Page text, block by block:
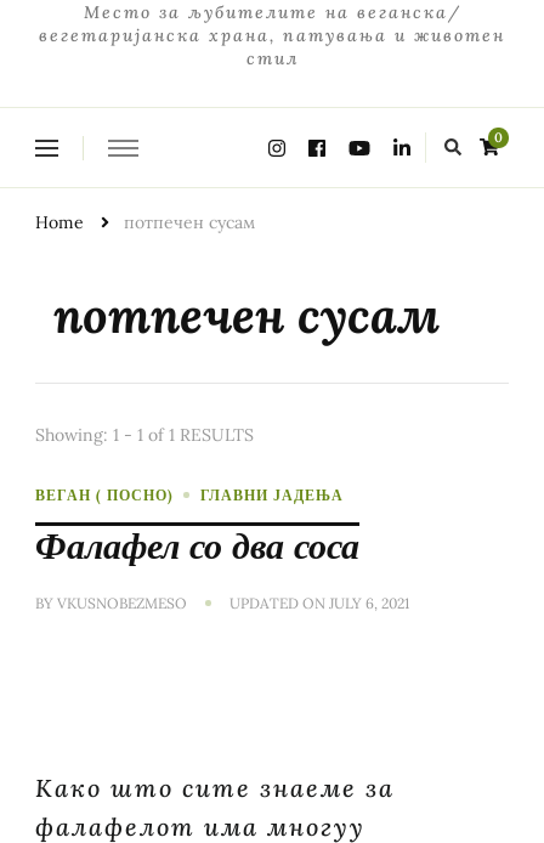
Место за љубителите на веганска/
вегетаријанска храна, патувања и животен
стил
0
Home потпечен сусам
потпечен сусам
Showing: 1 - 1 of 1 RESULTS
ВЕГАН ( ПОСНО) ГЛАВНИ ЈАДЕЊА
Фалафел со два соса
BY VKUSNOBEZMESO UPDATED ON JULY 6, 2021
Како што сите знаеме за
фалафелот има многуу